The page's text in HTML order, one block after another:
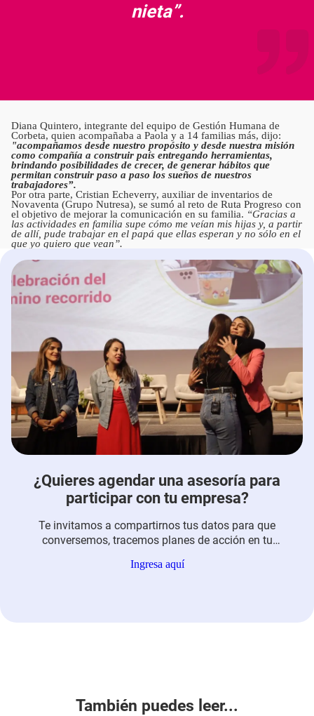
nieta”.
Diana Quintero, integrante del equipo de Gestión Humana de
Corbeta, quien acompañaba a Paola y a 14 familias más, dijo:
"acompañamos desde nuestro propósito y desde nuestra misión
como compañía a construir país entregando herramientas,
brindando posibilidades de crecer, de generar hábitos que
permitan construir paso a paso los sueños de nuestros
trabajadores”.
Por otra parte, Cristian Echeverry, auxiliar de inventarios de
Novaventa (Grupo Nutresa), se sumó al reto de Ruta Progreso con
el objetivo de mejorar la comunicación en su familia. “Gracias a
las actividades en familia supe cómo me veían mis hijas y, a partir
de allí, pude trabajar en el papá que ellas esperan y no sólo en el
que yo quiero que vean”.
¿Quieres agendar una asesoría para
participar con tu empresa?
Te invitamos a compartirnos tus datos para que
conversemos, tracemos planes de acción en tu
de tus trabajadores y sus familias.
Ingresa aquí
También puedes leer...